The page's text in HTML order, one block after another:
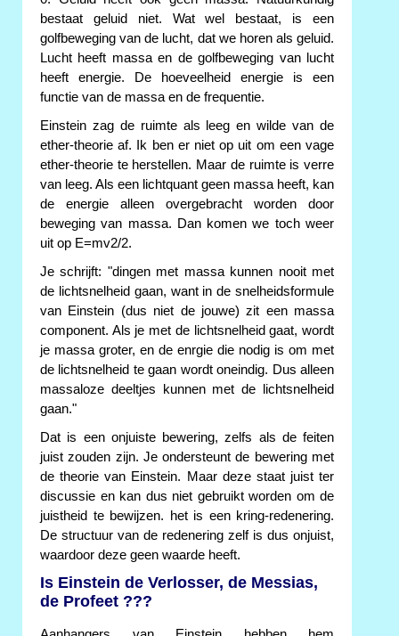
bestaat geluid niet. Wat wel bestaat, is een
golfbeweging van de lucht, dat we horen als geluid.
Lucht heeft massa en de golfbeweging van lucht
heeft energie. De hoeveelheid energie is een
functie van de massa en de frequentie.
Einstein zag de ruimte als leeg en wilde van de
ether-theorie af. Ik ben er niet op uit om een vage
ether-theorie te herstellen. Maar de ruimte is verre
van leeg. Als een lichtquant geen massa heeft, kan
de energie alleen overgebracht worden door
beweging van massa. Dan komen we toch weer
uit op E=mv2/2.
Je schrijft: "dingen met massa kunnen nooit met
de lichtsnelheid gaan, want in de snelheidsformule
van Einstein (dus niet de jouwe) zit een massa
component. Als je met de lichtsnelheid gaat, wordt
je massa groter, en de enrgie die nodig is om met
de lichtsnelheid te gaan wordt oneindig. Dus alleen
massaloze deeltjes kunnen met de lichtsnelheid
gaan."
Dat is een onjuiste bewering, zelfs als de feiten
juist zouden zijn. Je ondersteunt de bewering met
de theorie van Einstein. Maar deze staat juist ter
discussie en kan dus niet gebruikt worden om de
juistheid te bewijzen. het is een kring-redenering.
De structuur van de redenering zelf is dus onjuist,
waardoor deze geen waarde heeft.
Is Einstein de Verlosser, de Messias,
de Profeet ???